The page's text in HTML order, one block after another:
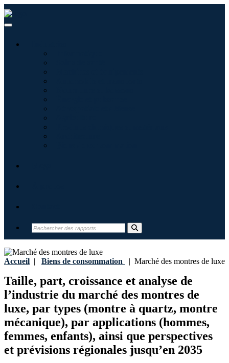
Accueil | Biens de consommation | Marché des montres de luxe
Taille, part, croissance et analyse de
l’industrie du marché des montres de
luxe, par types (montre à quartz, montre
mécanique), par applications (hommes,
femmes, enfants), ainsi que perspectives
et prévisions régionales jusqu’en 2035